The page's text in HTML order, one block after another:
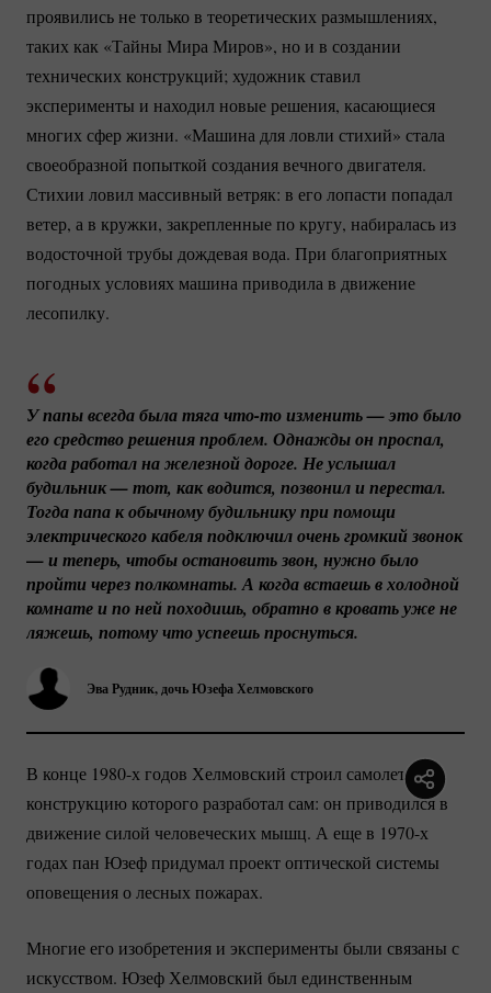
проявились не только в теоретических размышлениях,
таких как «Тайны Мира Миров», но и в создании
технических конструкций; художник ставил
эксперименты и находил новые решения, касающиеся
многих сфер жизни. «Машина для ловли стихий» стала
своеобразной попыткой создания вечного двигателя.
Стихии ловил массивный ветряк: в его лопасти попадал
ветер, а в кружки, закрепленные по кругу, набиралась из
водосточной трубы дождевая вода. При благоприятных
погодных условиях машина приводила в движение
лесопилку.
Эва Рудник, дочь Юзефа Хелмовского
У папы всегда была тяга что-то изменить — это было
его средство решения проблем. Однажды он проспал,
когда работал на железной дороге. Не услышал
будильник — тот, как водится, позвонил и перестал.
Тогда папа к обычному будильнику при помощи
электрического кабеля подключил очень громкий звонок
— и теперь, чтобы остановить звон, нужно было
пройти через полкомнаты. А когда встаешь в холодной
комнате и по ней походишь, обратно в кровать уже не
ляжешь, потому что успеешь проснуться.
В конце 1980-х годов Хелмовский строил самолет,
конструкцию которого разработал сам: он приводился в
движение силой человеческих мышц. А еще в 1970-х
годах пан Юзеф придумал проект оптической системы
оповещения о лесных пожарах.
Многие его изобретения и эксперименты были связаны с
искусством. Юзеф Хелмовский был единственным